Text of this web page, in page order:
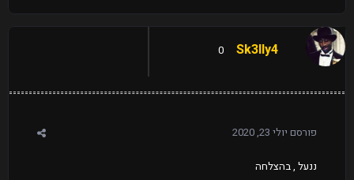
Sk3lly4
0
פורסם יולי 23, 2020
ננעל , בהצלחה